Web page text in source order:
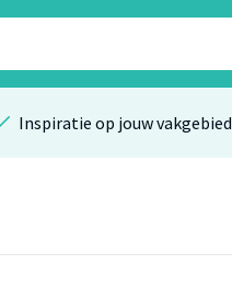
Inspiratie op jouw vakgebied